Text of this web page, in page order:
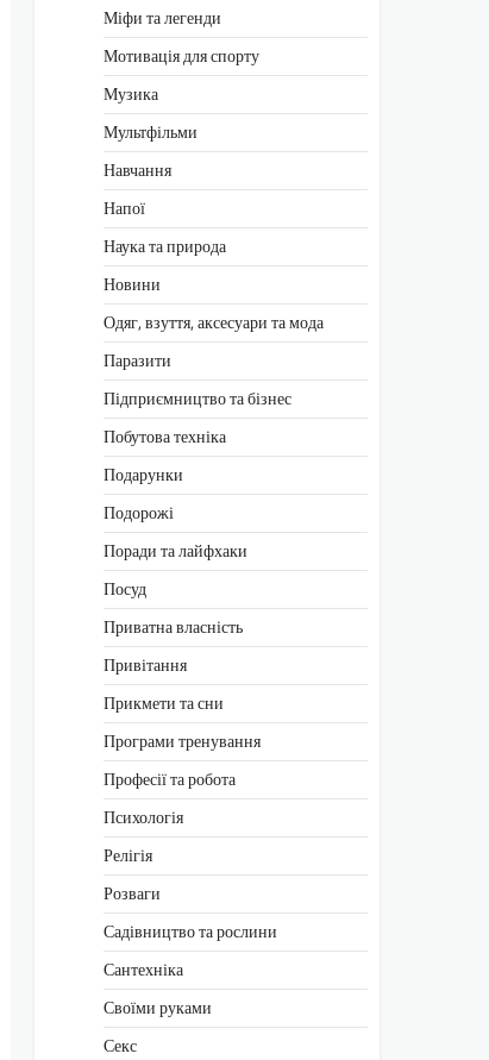
Міфи та легенди
Мотивація для спорту
Музика
Мультфільми
Навчання
Напої
Наука та природа
Новини
Одяг, взуття, аксесуари та мода
Паразити
Підприємництво та бізнес
Побутова техніка
Подарунки
Подорожі
Поради та лайфхаки
Посуд
Приватна власність
Привітання
Прикмети та сни
Програми тренування
Професії та робота
Психологія
Релігія
Розваги
Садівництво та рослини
Сантехніка
Своїми руками
Секс